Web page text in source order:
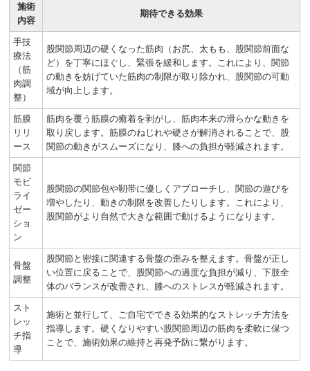
施術
内容
期待できる効果
手技
療法
（筋
肉調
整）
股関節周辺の硬くなった筋肉（お尻、太もも、股関節前面な
ど）を丁寧にほぐし、緊張を緩和します。これにより、関節
の動きを妨げていた筋肉の制限が取り除かれ、股関節の可動
域が向上します。
筋膜
リリ
ース
筋肉を覆う筋膜の癒着を剥がし、筋肉本来の滑らかな動きを
取り戻します。筋膜のねじれや硬さが解消されることで、股
関節の動きがスムーズになり、膝への負担が軽減されます。
関節
モビ
ライ
ゼー
ショ
ン
股関節の関節包や靭帯に優しくアプローチし、関節の遊びを
増やしたり、動きの制限を改善したりします。これにより、
股関節がより自然で大きな範囲で動けるようになります。
骨盤
調整
股関節と密接に関連する骨盤の歪みを整えます。骨盤が正し
い位置に戻ることで、股関節への過度な負担が減り、下肢全
体のバランスが改善され、膝へのストレスが軽減されます。
スト
レッ
チ指
導
施術と並行して、ご自宅でできる効果的なストレッチ方法を
指導します。硬くなりやすい股関節周辺の筋肉を柔軟に保つ
ことで、施術効果の維持と再発予防に繋がります。